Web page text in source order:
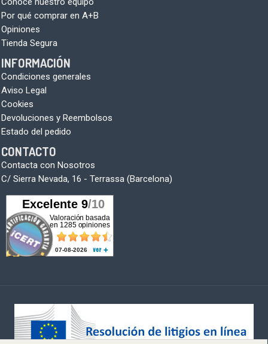
Por qué comprar en A+B
Opiniones
Tienda Segura
INFORMACIÓN
Condiciones generales
Aviso Legal
Cookies
Devoluciones y Reembolsos
Estado del pedido
CONTACTO
Contacta con Nosotros
C/ Sierra Nevada, 16 - Terrassa (Barcelona)